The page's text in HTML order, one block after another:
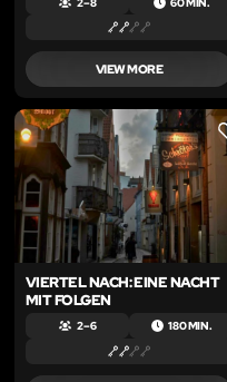
VIEW MORE
VIERTEL NACH: EINE NACHT
MIT FOLGEN
2 – 6 180 MIN.